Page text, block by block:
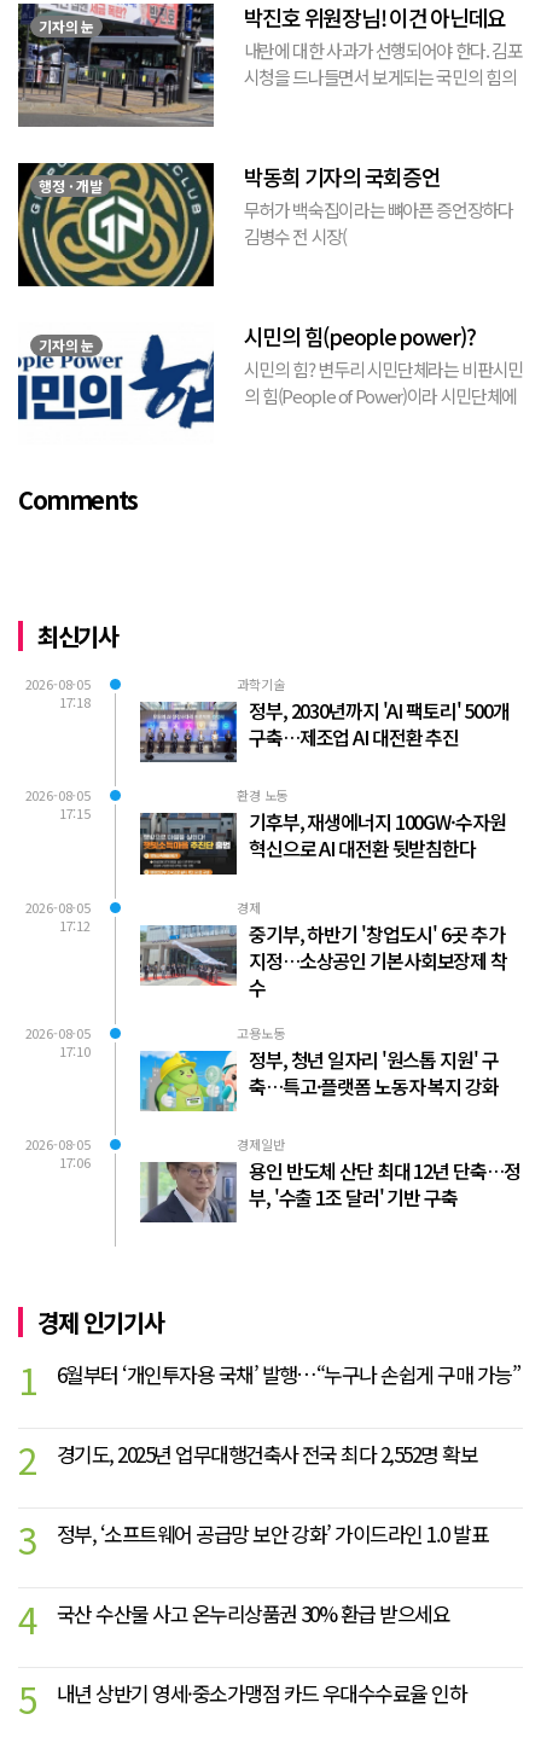
기자의 눈 박진호 위원장님! 이건 아닌데요
내란에 대한 사과가 선행되어야 한다. 김포
시청을 드나들면서 보게되는 국민의 힘의
이 하...
행정 · 개발 박동희 기자의 국회증언
무허가 백숙집이라는 뼈아픈 증언장하다
김병수 전 시장(
로축구 2부리그에 대해...
기자의 눈 시민의 힘(people power)?
시민의 힘? 변두리 시민단체라는 비판시민
의 힘(People of Power)이라 시민단체에
Comments
최신기사
2026-08-05
17:18
과학기술
정부, 2030년까지 'AI 팩토리' 500개
구축…제조업 AI 대전환 추진
2026-08-05
17:15
환경 노동
기후부, 재생에너지 100GW·수자원
혁신으로 AI 대전환 뒷받침한다
2026-08-05
17:12
경제
중기부, 하반기 '창업도시' 6곳 추가
지정…소상공인 기본사회보장제 착
수
2026-08-05
17:10
고용노동
정부, 청년 일자리 '원스톱 지원' 구
축…특고·플랫폼 노동자 복지 강화
2026-08-05
17:06
경제일반
용인 반도체 산단 최대 12년 단축…정
부, '수출 1조 달러' 기반 구축
경제 인기기사
1 6월부터 ‘개인투자용 국채’ 발행…“누구나 손쉽게 구매 가능”
2 경기도, 2025년 업무대행건축사 전국 최다 2,552명 확보
3 정부, ‘소프트웨어 공급망 보안 강화’ 가이드라인 1.0 발표
4 국산 수산물 사고 온누리상품권 30% 환급 받으세요
5 내년 상반기 영세·중소가맹점 카드 우대수수료율 인하